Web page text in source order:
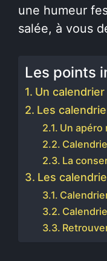
une humeur
salée, à vous
Les points
Un
Les
Un apéro
La
Les